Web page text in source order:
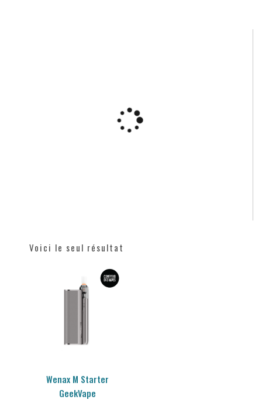
Voici le seul résultat
Wenax M Starter
GeekVape